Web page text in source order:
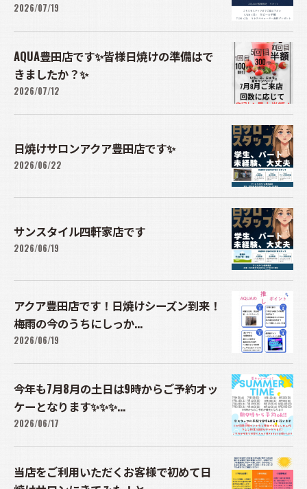
2026/07/19
AQUA豊田店です✨皆様日焼けの準備はで
きましたか？✨
2026/07/12
日焼けサロンアクア豊田店です✨
2026/06/22
サンスタイル四軒家店です
2026/06/19
アクア豊田店です！日焼けシーズン到来！
梅雨の今のうちにしっか...
2026/06/19
今年も7月8月の土日は9時からご予約オッ
ケーとなります✨✨✨...
2026/06/17
当店をご利用いただくお客様で初めて日